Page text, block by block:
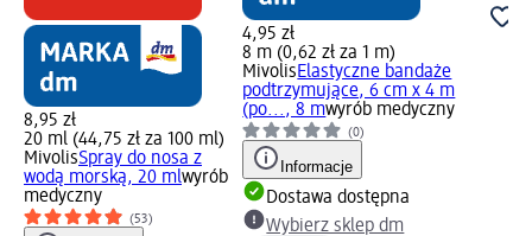
8,95 zł
20 ml (44,75 zł za 100 ml)
MivolisSpray do nosa z
wodą morską, 20 mlwyrób
medyczny
(53)
4,95 zł
8 m (0,62 zł za 1 m)
MivolisElastyczne bandaże
podtrzymujące, 6 cm x 4 m
(po..., 8 mwyrób medyczny
(0)
Informacje
Dostawa dostępna
Wybierz sklep dm